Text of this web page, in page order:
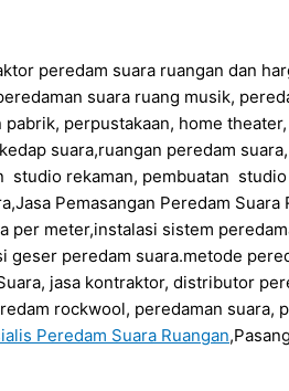
peredam suara ruangan dan
suara ruang musik,
perpustakaan, home
suara,ruangan peredam
studio rekaman, pembuatan
Pemasangan Peredam Suara
per meter,instalasi sistem
peredam suara.metode
jasa kontraktor, distributor
rockwool, peredaman suara,
Peredam Suara Ruangan